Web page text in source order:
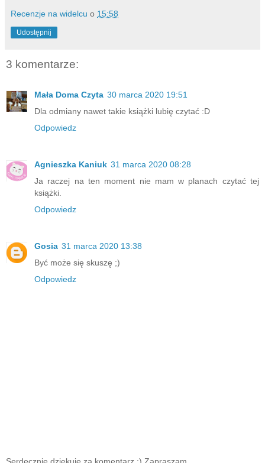
Recenzje na widelcu o 15:58
Udostępnij
3 komentarze:
Mała Doma Czyta 30 marca 2020 19:51
Dla odmiany nawet takie książki lubię czytać :D
Odpowiedz
Agnieszka Kaniuk 31 marca 2020 08:28
Ja raczej na ten moment nie mam w planach czytać tej
książki.
Odpowiedz
Gosia 31 marca 2020 13:38
Być może się skuszę ;)
Odpowiedz
Serdecznie dziękuję za komentarz :) Zapraszam